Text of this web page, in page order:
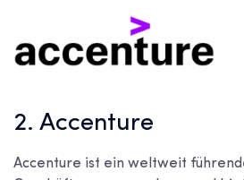
2. Accenture
Accenture ist ein weltweit